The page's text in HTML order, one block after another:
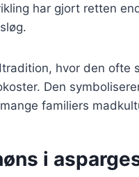
har gjort retten
hvor den ofte
Den
familiers
i